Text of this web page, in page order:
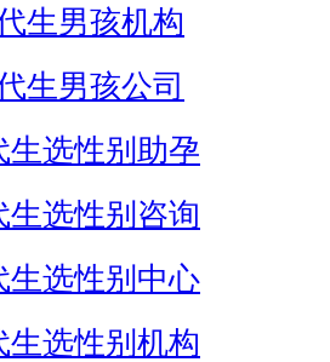
生男孩机构
生男孩公司
生选性别助孕
生选性别咨询
生选性别中心
生选性别机构